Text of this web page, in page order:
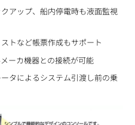
アップ、船内停電時も液面監視
トなど帳票作成もサポート
ーカ機器との接続が可能
タによるシステム引渡し前の乗